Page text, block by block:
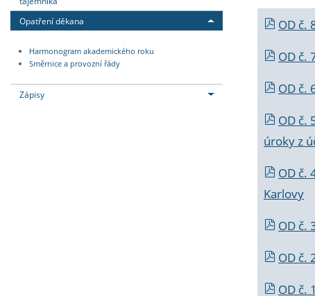
Opatření děkana
Harmonogram akademického roku
Směrnice a provozní řády
Zápisy
OD č.
OD č.
OD č.
OD č.
úroky z
OD č.
Karlovy
OD č.
OD č.
OD č.